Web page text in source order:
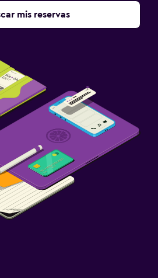
mis reservas